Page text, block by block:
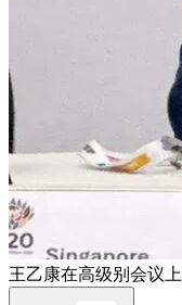
王乙康在高级别会议